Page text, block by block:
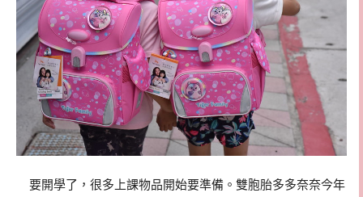
要開學了，很多上課物品開始要準備。雙胞胎多多奈奈今年